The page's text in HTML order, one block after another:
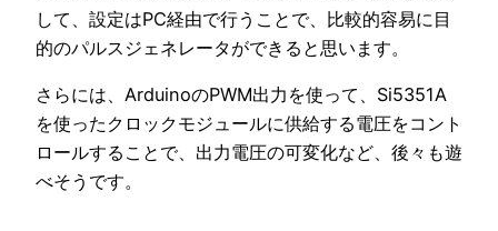
して、設定はPC経由で行うことで、比較的容易に目
的のパルスジェネレータができると思います。
さらには、ArduinoのPWM出力を使って、Si5351A
を使ったクロックモジュールに供給する電圧をコント
ロールすることで、出力電圧の可変化など、後々も遊
べそうです。